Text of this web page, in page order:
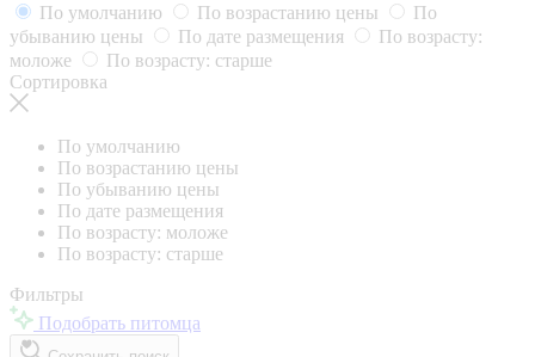
По умолчанию
По возрастанию цены
По
убыванию цены
По дате размещения
По возрасту:
моложе
По возрасту: старше
Сортировка
По умолчанию
По возрастанию цены
По убыванию цены
По дате размещения
По возрасту: моложе
По возрасту: старше
Фильтры
Подобрать питомца